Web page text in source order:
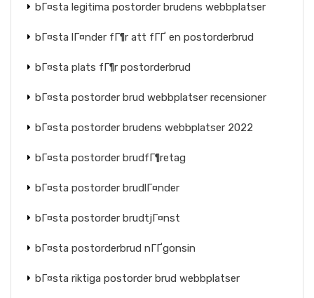
bГ¤sta legitima postorder brudens webbplatser
bГ¤sta lГ¤nder fГ¶r att fГҐ en postorderbrud
bГ¤sta plats fГ¶r postorderbrud
bГ¤sta postorder brud webbplatser recensioner
bГ¤sta postorder brudens webbplatser 2022
bГ¤sta postorder brudfГ¶retag
bГ¤sta postorder brudlГ¤nder
bГ¤sta postorder brudtjГ¤nst
bГ¤sta postorderbrud nГҐgonsin
bГ¤sta riktiga postorder brud webbplatser